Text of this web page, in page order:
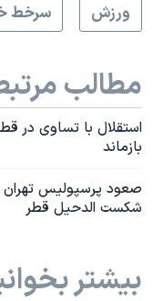
ورزش
سرخط
مطالب
استقلال با تساوی در
بازماند
صعود پرسپولیس تهران
شکست الدحیل قطر
بیشتر